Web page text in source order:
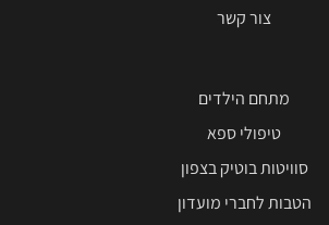
צור קשר
מתחם הילדים
טיפולי ספא
סוויטות בוטיק בצפון
הטבות לחברי מועדון